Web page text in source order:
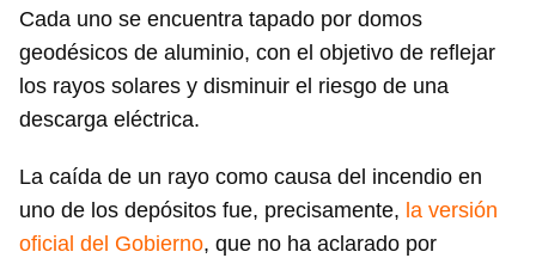
Cada uno se encuentra tapado por domos
geodésicos de aluminio, con el objetivo de reflejar
los rayos solares y disminuir el riesgo de una
descarga eléctrica.
La caída de un rayo como causa del incendio en
uno de los depósitos fue, precisamente, la versión
oficial del Gobierno, que no ha aclarado por